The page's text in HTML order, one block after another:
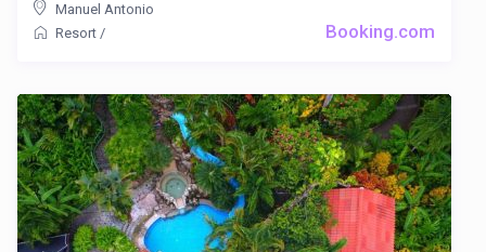
Booking.com
Manuel Antonio
Resort /